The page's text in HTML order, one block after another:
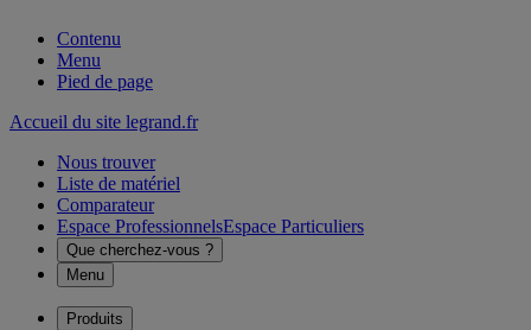
Contenu
Menu
Pied de page
Accueil du site legrand.fr
Nous trouver
Liste de matériel
Comparateur
Espace ProfessionnelsEspace Particuliers
Que cherchez-vous ?
Menu
Produits